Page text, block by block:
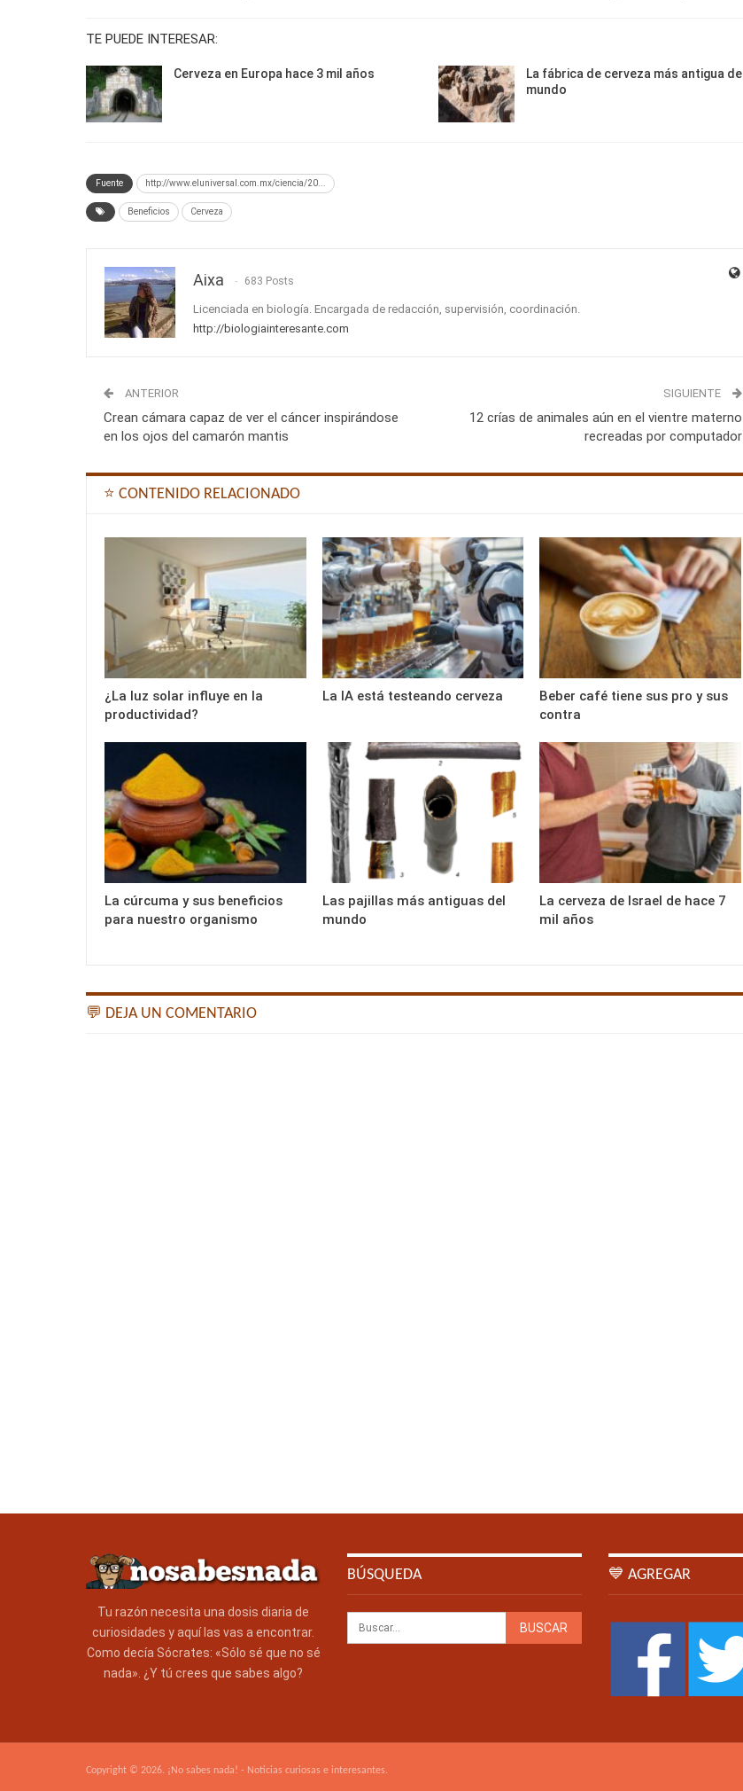
TE PUEDE INTERESAR:
Cerveza en Europa hace 3 mil años
La fábrica de cerveza más antigua del
mundo
Fuente http://www.eluniversal.com.mx/ciencia/20...
Beneficios Cerveza
Aixa 683 Posts
Licenciada en biología. Encargada de redacción, supervisión, coordinación.
http://biologiainteresante.com
ANTERIOR
Crean cámara capaz de ver el cáncer inspirándose
en los ojos del camarón mantis
SIGUIENTE
12 crías de animales aún en el vientre materno
recreadas por computador
⭐ CONTENIDO RELACIONADO
¿La luz solar influye en la
productividad?
La IA está testeando cerveza
Beber café tiene sus pro y sus
contra
La cúrcuma y sus beneficios
para nuestro organismo
Las pajillas más antiguas del
mundo
La cerveza de Israel de hace 7
mil años
💬 DEJA UN COMENTARIO
Tu razón necesita una dosis diaria de
curiosidades y aquí las vas a encontrar.
Como decía Sócrates: «Sólo sé que no sé
nada». ¿Y tú crees que sabes algo?
BÚSQUEDA 💙 AGREGAR
Copyright © 2026. ¡No sabes nada! - Noticias curiosas e interesantes.